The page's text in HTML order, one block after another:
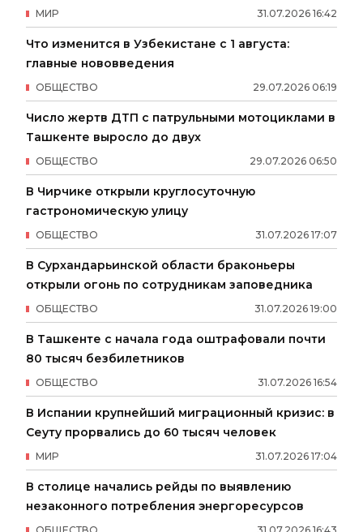
31.07.2026 16:42
МИР
Что изменится в Узбекистане с 1 августа:
главные нововведения
29.07.2026 06:19
ОБЩЕСТВО
Число жертв ДТП с патрульными мотоциклами в
Ташкенте выросло до двух
29.07.2026 06:50
ОБЩЕСТВО
В Чирчике открыли круглосуточную
гастрономическую улицу
31.07.2026 17:07
ОБЩЕСТВО
В Сурхандарьинской области браконьеры
открыли огонь по сотрудникам заповедника
31.07.2026 19:00
ОБЩЕСТВО
В Ташкенте с начала года оштрафовали почти
80 тысяч безбилетников
31.07.2026 16:54
ОБЩЕСТВО
В Испании крупнейший миграционный кризис: в
Сеуту прорвались до 60 тысяч человек
31.07.2026 17:04
МИР
В столице начались рейды по выявлению
незаконного потребления энергоресурсов